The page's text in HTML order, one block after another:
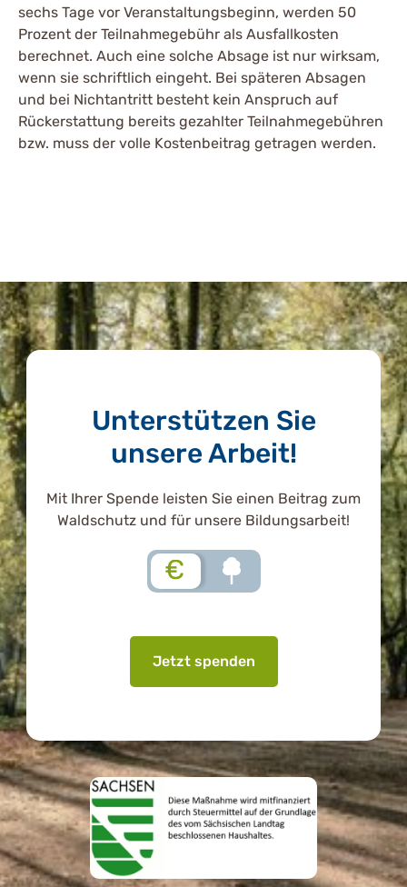
sechs Tage vor Veranstaltungsbeginn, werden 50
Prozent der Teilnahmegebühr als Ausfallkosten
berechnet. Auch eine solche Absage ist nur wirksam,
wenn sie schriftlich eingeht. Bei späteren Absagen
und bei Nichtantritt besteht kein Anspruch auf
Rückerstattung bereits gezahlter Teilnahmegebühren
bzw. muss der volle Kostenbeitrag getragen werden.
Unterstützen Sie
unsere Arbeit!
Mit Ihrer Spende leisten Sie einen Beitrag zum
Waldschutz und für unsere Bildungsarbeit!
€
Jetzt spenden